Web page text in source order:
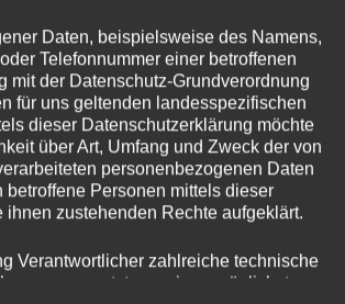
Daten, beispielsweise des Namens,
Telefonnummer einer betroffenen
mit der Datenschutz-Grundverordnung
für uns geltenden landesspezifischen
dieser Datenschutzerklärung möchte
über Art, Umfang und Zweck der von
personenbezogenen Daten
betroffene Personen mittels dieser
zustehenden Rechte aufgeklärt.
Verantwortlicher zahlreiche technische
umgesetzt, um einen möglichst